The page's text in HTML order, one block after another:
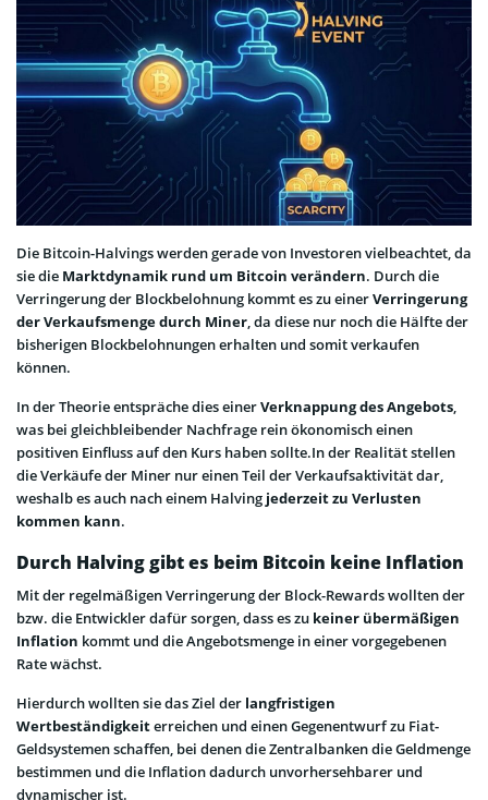
Die Bitcoin-Halvings werden gerade von Investoren vielbeachtet, da
sie die Marktdynamik rund um Bitcoin verändern. Durch die
Verringerung der Blockbelohnung kommt es zu einerVerringerung
der Verkaufsmenge durch Miner, da diese nur noch die Hälfte der
bisherigen Blockbelohnungen erhalten und somit verkaufen
können.
In der Theorie entspräche dies einerVerknappung des Angebots,
was bei gleichbleibender Nachfrage rein ökonomisch einen
positiven Einfluss auf den Kurs haben sollte.In der Realität stellen
die Verkäufe der Miner nur einen Teil der Verkaufsaktivität dar,
weshalb es auch nach einem Halving jederzeit zu Verlusten
kommen kann.
Durch Halving gibt es beim Bitcoin keine Inflation
Mit der regelmäßigen Verringerung der Block-Rewards wollten der
bzw. die Entwickler dafür sorgen, dass es zu keiner übermäßigen
Inflation kommt und die Angebotsmenge in einer vorgegebenen
Rate wächst.
Hierdurch wollten sie das Ziel der langfristigen
Wertbeständigkeiterreichen und einen Gegenentwurf zu Fiat-
Geldsystemen schaffen, bei denen die Zentralbanken die Geldmenge
bestimmen und die Inflation dadurch unvorhersehbarer und
dynamischer ist.